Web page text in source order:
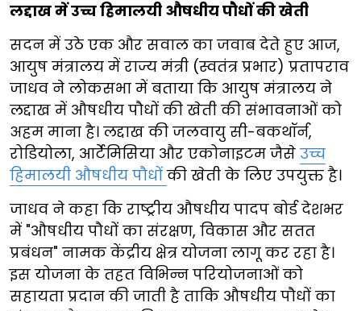
लद्दाख में उच्च हिमालयी औषधीय पौधों की खेती
सदन में उठे एक और सवाल का जवाब देते हुए आज,
आयुष मंत्रालय में राज्य मंत्री (स्वतंत्र प्रभार) प्रतापराव
जाधव ने लोकसभा में बताया कि आयुष मंत्रालय ने
लद्दाख में औषधीय पौधों की खेती की संभावनाओं को
अहम माना है। लद्दाख की जलवायु सी-बकथॉर्न,
रोडियोला, आर्टेमिसिया और एकोनाइटम जैसे उच्च
हिमालयी औषधीय पौधों की खेती के लिए उपयुक्त है।
जाधव ने कहा कि राष्ट्रीय औषधीय पादप बोर्ड देशभर
में "औषधीय पौधों का संरक्षण, विकास और सतत
प्रबंधन" नामक केंद्रीय क्षेत्र योजना लागू कर रहा है।
इस योजना के तहत विभिन्न परियोजनाओं को
सहायता प्रदान की जाती है ताकि औषधीय पौधों का